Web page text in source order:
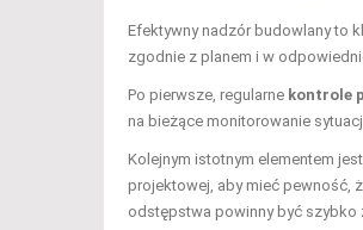
Efektywny nadzór budowlany to
zgodnie z planem i w
Po pierwsze, regularne kontrole
na bieżące monitorowanie
Kolejnym istotnym elementem jest
projektowej, aby mieć pewność,
odstępstwa powinny być szybko